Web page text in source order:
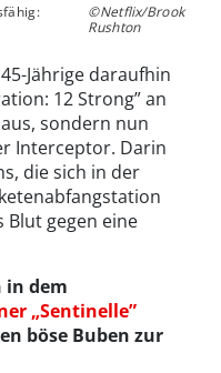
©Netflix/Brook
Rushton
Jährige daraufhin
12 Strong” an
sondern nun
Interceptor. Darin
die sich in der
Blut gegen eine
in dem
„Sentinelle”
böse Buben zur